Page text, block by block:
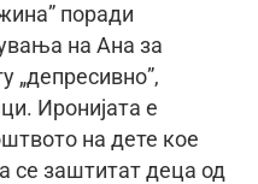
поради
на Ана за
„депресивно”,
Иронијата е
на дете кое
се заштитат деца од